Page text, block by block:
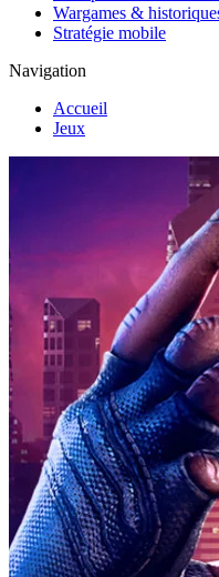
Wargames &
Stratégie mobile
Navigation
Accueil
Jeux